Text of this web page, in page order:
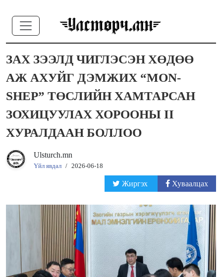
ЗАХ ЗЭЭЛД ЧИГЛЭСЭН ХӨДӨӨ
АЖ АХУЙГ ДЭМЖИХ “MON-
SHEP” ТӨСЛИЙН ХАМТАРСАН
ЗОХИЦУУЛАХ ХОРООНЫ II
ХУРАЛДААН БОЛЛОО
Ulsturch.mn
Үйл явдал / 2026-06-18
Жиргэх Хуваалцах